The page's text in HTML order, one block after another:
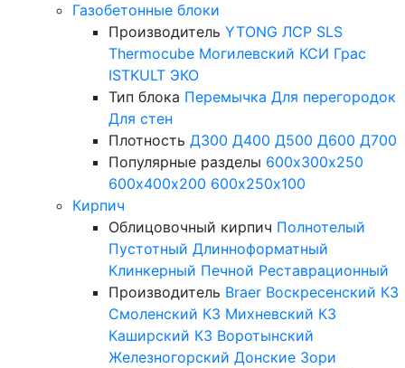
Газобетонные блоки
Производитель YTONG ЛСР SLS
Thermocube Могилевский КСИ Грас
ISTKULT ЭКО
Тип блока Перемычка Для перегородок
Для стен
Плотность Д300 Д400 Д500 Д600 Д700
Популярные разделы 600х300х250
600х400х200 600х250х100
Кирпич
Облицовочный кирпич Полнотелый
Пустотный Длинноформатный
Клинкерный Печной Реставрационный
Производитель Braer Воскресенский КЗ
Смоленский КЗ Михневский КЗ
Каширский КЗ Воротынский
Железногорский Донские Зори